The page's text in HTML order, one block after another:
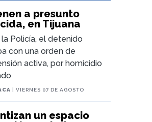
a presunto
en Tijuana
Policía, el detenido
con una orden de
activa, por homicidio
| VIERNES 07 DE AGOSTO
un espacio